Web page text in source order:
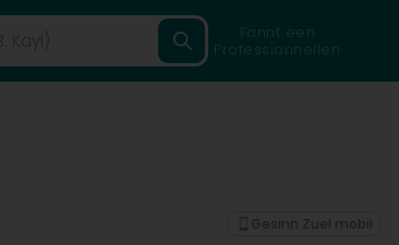
Fannt een
Professionnellen
Gesinn Zuel mobil